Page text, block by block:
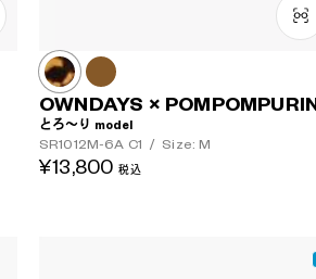
OWNDAYS × POMPOMPURIN
とろ～り model
SR1012M-6A C1 / Size: M
¥13,800 税込